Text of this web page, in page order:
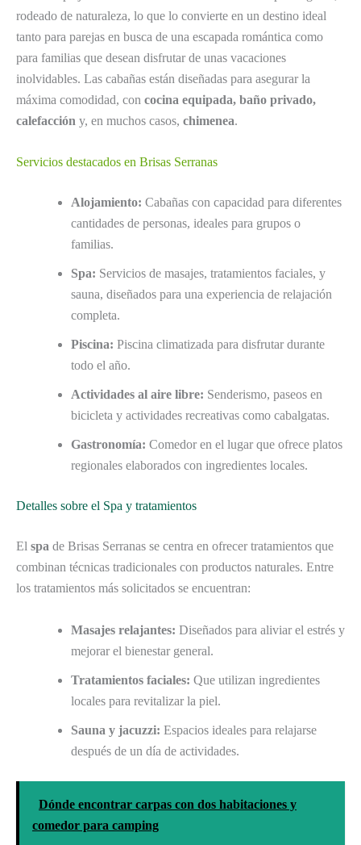
rodeado de naturaleza, lo que lo convierte en un destino ideal
tanto para parejas en busca de una escapada romántica como
para familias que desean disfrutar de unas vacaciones
inolvidables. Las cabañas están diseñadas para asegurar la
máxima comodidad, con cocina equipada, baño privado,
calefacción y, en muchos casos, chimenea.
Servicios destacados en Brisas Serranas
Alojamiento: Cabañas con capacidad para diferentes
cantidades de personas, ideales para grupos o
familias.
Spa: Servicios de masajes, tratamientos faciales, y
sauna, diseñados para una experiencia de relajación
completa.
Piscina: Piscina climatizada para disfrutar durante
todo el año.
Actividades al aire libre: Senderismo, paseos en
bicicleta y actividades recreativas como cabalgatas.
Gastronomía: Comedor en el lugar que ofrece platos
regionales elaborados con ingredientes locales.
Detalles sobre el Spa y tratamientos
El spa de Brisas Serranas se centra en ofrecer tratamientos que
combinan técnicas tradicionales con productos naturales. Entre
los tratamientos más solicitados se encuentran:
Masajes relajantes: Diseñados para aliviar el estrés y
mejorar el bienestar general.
Tratamientos faciales: Que utilizan ingredientes
locales para revitalizar la piel.
Sauna y jacuzzi: Espacios ideales para relajarse
después de un día de actividades.
Dónde encontrar carpas con dos habitaciones y
comedor para camping